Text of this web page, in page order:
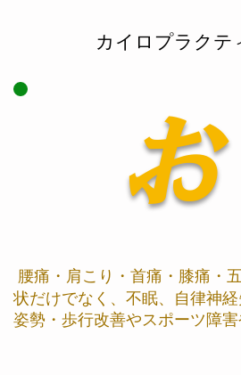
カイロプラク
腰痛・肩こり・首痛・膝痛・
状だけでなく、不眠、自律神
姿勢・歩行改善やスポーツ障